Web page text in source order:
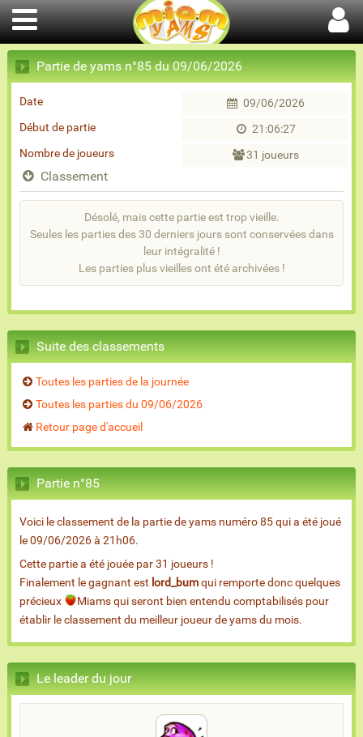
Partie de yams n°85 du 09/06/2026
Date
09/06/2026
Début de partie
21:06:27
Nombre de joueurs
31 joueurs
Classement
Désolé, mais cette partie est trop vieille.
Seules les parties des 30 derniers jours sont conservées dans
leur intégralité !
Les parties plus vieilles ont été archivées !
Suite des classements
Toutes les parties de la journée
Toutes les parties du 09/06/2026
Retour page d'accueil
Partie n°85
Voici le classement de la partie de yams numéro 85 qui a été joué
le 09/06/2026 à 21h06.
Cette partie a été jouée par 31 joueurs !
Finalement le gagnant est lord_bumqui remporte donc quelques
précieux
Miams qui seront bien entendu comptabilisés pour
établir le classement du meilleur joueur de yams du mois.
Le leader du jour